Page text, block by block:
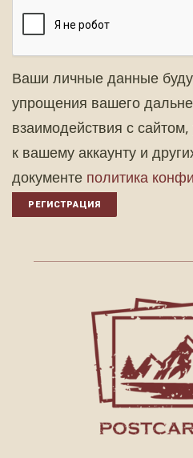
Ваши личные данные
упрощения вашего
взаимодействия с
к вашему аккаунту и
документе политика
РЕГИСТРАЦИЯ